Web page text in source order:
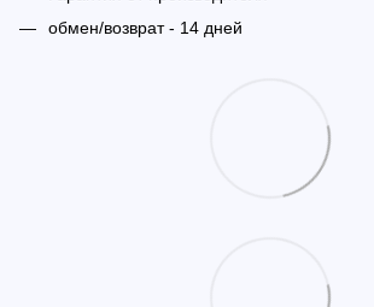
обмен/возврат - 14 дней